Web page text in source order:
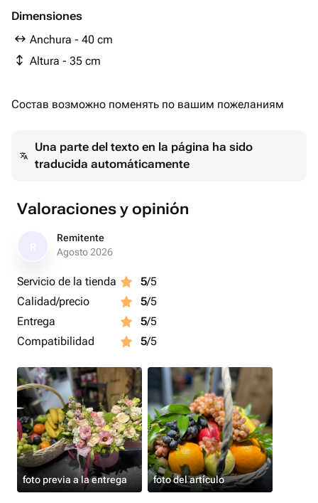
Cesta de mimbre - 1 ud.
Racimo de uvas - 2 ud.
Dimensiones
Anchura - 40 cm
Altura - 35 cm
Состав возможно поменять по вашим пожеланиям
Una parte del texto en la página ha sido
traducida automáticamente
Valoraciones y opinión
Remitente
Agosto 2026
Servicio de la tienda 5/5
Calidad/precio
5/5
Entrega
5/5
Compatibilidad
5/5
foto previa a la entrega foto del artículo